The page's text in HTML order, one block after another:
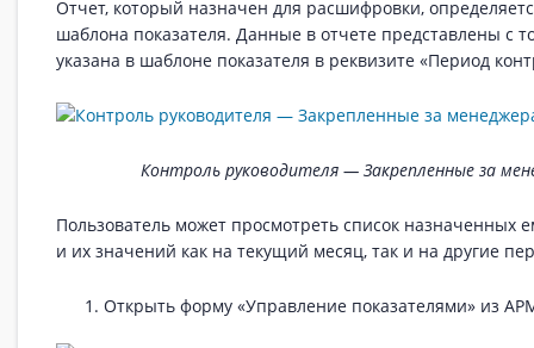
Отчет, который назначен для расшифровки,
шаблона показателя. Данные в отчете представлены с
указана в шаблоне показателя в реквизите «Период
Контроль руководителя — Закрепленные за
Пользователь может просмотреть список назначенных
и их значений как на текущий месяц, так и на другие
Открыть форму «Управление показателями» из